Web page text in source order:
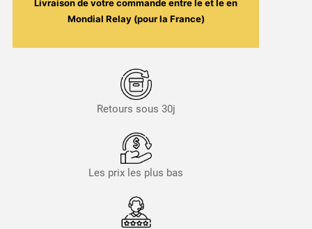
Livraison de votre commande entre leet leen
Mondial Relay (pour la France)
Retours sous 30j
Les prix les plus bas